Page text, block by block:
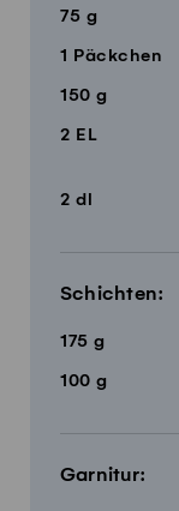
75 g
1 Päckchen
150 g
2 EL
2 dl
Schichten:
175 g
100 g
Garnitur: